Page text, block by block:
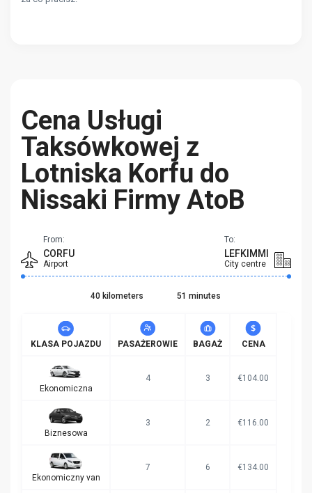
Cena Usługi
Taksówkowej z
Lotniska Korfu do
Nissaki Firmy AtoB
From:
CORFU
Airport
To:
LEFKIMMI
City centre
40 kilometers 51 minutes
KLASA POJAZDU PASAŻEROWIE BAGAŻ CENA
Ekonomiczna
4 3 €104.00
Biznesowa
3 2 €116.00
Ekonomiczny van
7 6 €134.00